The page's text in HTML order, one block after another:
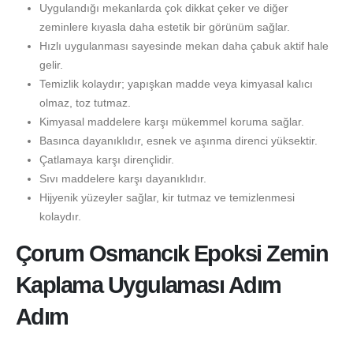
Uygulandığı mekanlarda çok dikkat çeker ve diğer
zeminlere kıyasla daha estetik bir görünüm sağlar.
Hızlı uygulanması sayesinde mekan daha çabuk aktif hale
gelir.
Temizlik kolaydır; yapışkan madde veya kimyasal kalıcı
olmaz, toz tutmaz.
Kimyasal maddelere karşı mükemmel koruma sağlar.
Basınca dayanıklıdır, esnek ve aşınma direnci yüksektir.
Çatlamaya karşı dirençlidir.
Sıvı maddelere karşı dayanıklıdır.
Hijyenik yüzeyler sağlar, kir tutmaz ve temizlenmesi
kolaydır.
Çorum Osmancık Epoksi Zemin
Kaplama Uygulaması Adım
Adım